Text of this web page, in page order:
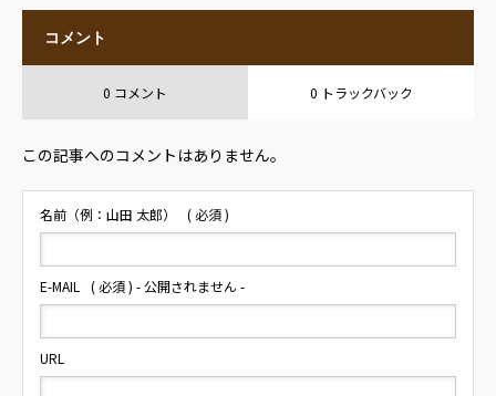
コメント
0 コメント 0 トラックバック
この記事へのコメントはありません。
名前（例：山田 太郎） ( 必須 )
E-MAIL ( 必須 ) - 公開されません -
URL